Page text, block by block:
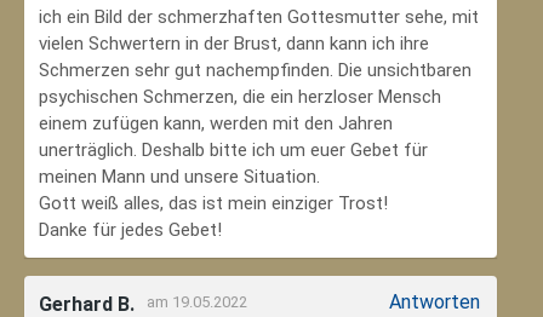
ich ein Bild der schmerzhaften Gottesmutter sehe, mit
vielen Schwertern in der Brust, dann kann ich ihre
Schmerzen sehr gut nachempfinden. Die unsichtbaren
psychischen Schmerzen, die ein herzloser Mensch
einem zufügen kann, werden mit den Jahren
unerträglich. Deshalb bitte ich um euer Gebet für
meinen Mann und unsere Situation.
Gott weiß alles, das ist mein einziger Trost!
Danke für jedes Gebet!
Gerhard B. am 19.05.2022 Antworten